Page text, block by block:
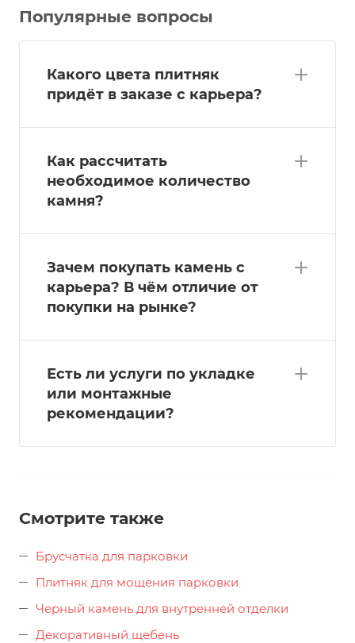
Популярные вопросы
Какого цвета плитняк
придёт в заказе с карьера?
Как рассчитать
необходимое количество
камня?
Зачем покупать камень с
карьера? В чём отличие от
покупки на рынке?
Есть ли услуги по укладке
или монтажные
рекомендации?
Смотрите также
Брусчатка для парковки
Плитняк для мощения парковки
Черный камень для внутренней отделки
Декоративный щебень